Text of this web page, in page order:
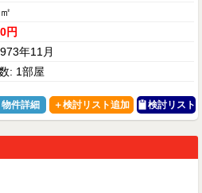
円
年11月
: 1部屋
物件詳細 検討リスト